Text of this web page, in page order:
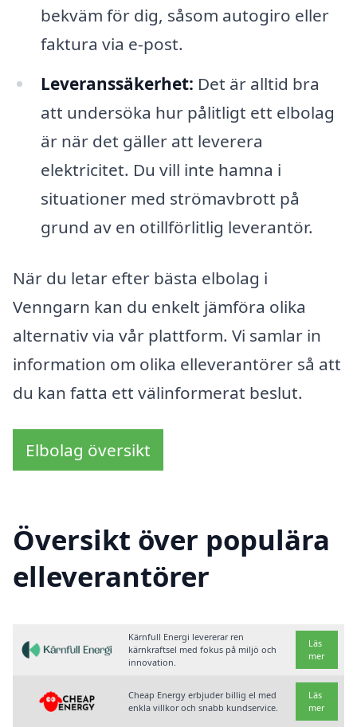
bekväm för dig, såsom autogiro eller
faktura via e-post.
Leveranssäkerhet: Det är alltid bra
att undersöka hur pålitligt ett elbolag
är när det gäller att leverera
elektricitet. Du vill inte hamna i
situationer med strömavbrott på
grund av en otillförlitlig leverantör.
När du letar efter bästa elbolag i
Venngarn kan du enkelt jämföra olika
alternativ via vår plattform. Vi samlar in
information om olika elleverantörer så att
du kan fatta ett välinformerat beslut.
Elbolag översikt
Översikt över populära
elleverantörer
Kärnfull Energi levererar ren
kärnkraftsel med fokus på miljö och
innovation.
Läs
mer
Cheap Energy erbjuder billig el med
enkla villkor och snabb kundservice.
Läs
mer